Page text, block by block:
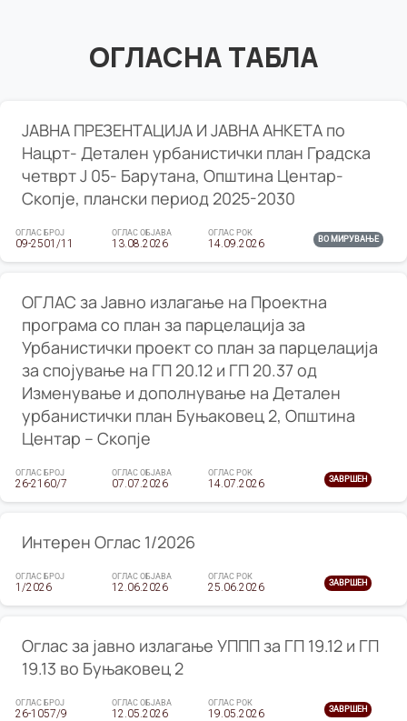
ОГЛАСНА ТАБЛА
ЈАВНА ПРЕЗЕНТАЦИЈА И ЈАВНА АНКЕТА по
Нацрт- Детален урбанистички план Градска
четврт Ј 05- Барутана, Општина Центар-
Скопје, плански период 2025-2030
ОГЛАС БРОЈ
09-2501/11
ОГЛАС ОБЈАВА
13.08.2026
ОГЛАС РОК
14.09.2026 ВО МИРУВАЊЕ
ОГЛАС за Јавно излагање на Проектна
програма со план за парцелација за
Урбанистички проект со план за парцелација
за спојување на ГП 20.12 и ГП 20.37 од
Изменување и дополнување на Детален
урбанистички план Буњаковец 2, Општина
Центар – Скопје
ОГЛАС БРОЈ
26-2160/7
ОГЛАС ОБЈАВА
07.07.2026
ОГЛАС РОК
14.07.2026 ЗАВРШЕН
Интерен Оглас 1/2026
ОГЛАС БРОЈ
1/2026
ОГЛАС ОБЈАВА
12.06.2026
ОГЛАС РОК
25.06.2026 ЗАВРШЕН
Оглас за јавно излагање УППП за ГП 19.12 и ГП
19.13 во Буњаковец 2
ОГЛАС БРОЈ
26-1057/9
ОГЛАС ОБЈАВА
12.05.2026
ОГЛАС РОК
19.05.2026 ЗАВРШЕН